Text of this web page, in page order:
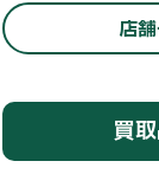
店
買